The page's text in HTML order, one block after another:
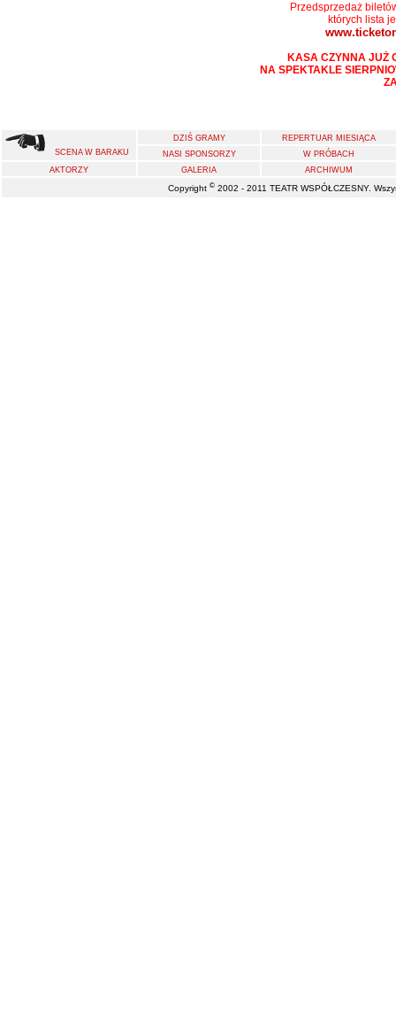
Przedsprzedaż
których lista
KASA CZYNNA JUŻ
NA SPEKTAKLE
SCENA W BARAKU
DZIŚ GRAMY
REPERTUAR MIESIĄCA
NASI SPONSORZY
W PRÓBACH
AKTORZY
GALERIA ARCHIWUM
Copyright ©2002 - 2011 TEATR WSPÓŁCZESNY.